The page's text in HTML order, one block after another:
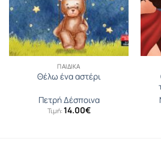
ΠΑΙΔΙΚΆ
Θέλω ένα αστέρι
Πετρή Δέσποινα
Τιμή: 14.00€